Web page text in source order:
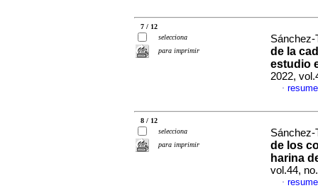
7 / 12
selecciona
para imprimir
Sánchez-
de la
estudio
2022,
·
8 / 12
selecciona
para imprimir
Sánchez-
de los
harina
vol.44,
·